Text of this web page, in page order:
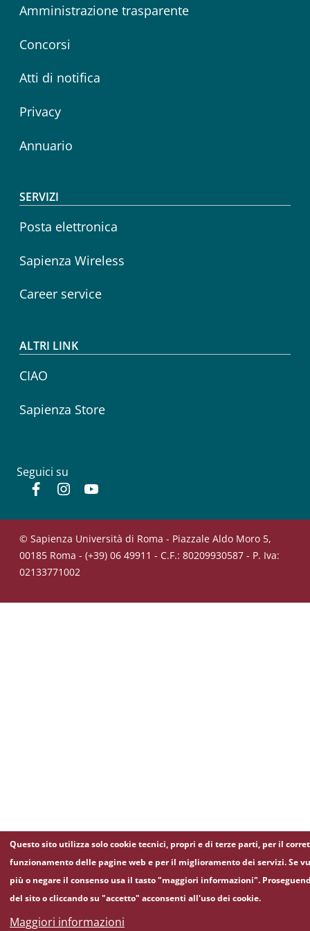
Amministrazione trasparente
Concorsi
Atti di notifica
Privacy
Annuario
SERVIZI
Posta elettronica
Sapienza Wireless
Career service
ALTRI LINK
CIAO
Sapienza Store
Seguici su
FacebookInstagram
© Sapienza Università di Roma - Piazzale Aldo Moro 5,
00185 Roma - (+39) 06 49911 - C.F.: 80209930587 - P. Iva:
02133771002
Questo sito utilizza solo cookie tecnici, propri e di terze parti, per il
funzionamento delle pagine web e per il miglioramento dei servizi. Se
più o negare il consenso usa il tasto "maggiori informazioni".
del sito o cliccando su "accetto" acconsenti all'uso dei cookie.
Maggiori informazioni